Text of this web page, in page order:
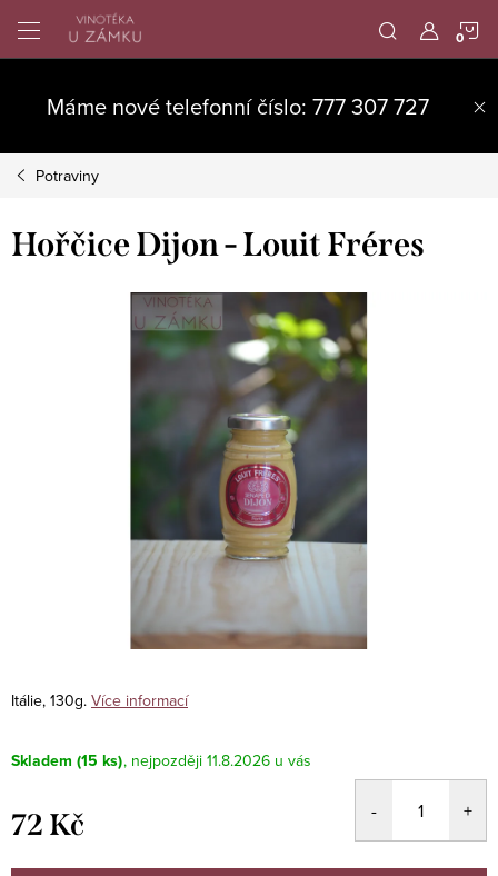
obsah
Máme nové telefonní číslo: 777 307 727
Potraviny
Hořčice Dijon - Louit Fréres
Itálie, 130g. Více informací
Skladem (15 ks) 11.8.2026
72 Kč